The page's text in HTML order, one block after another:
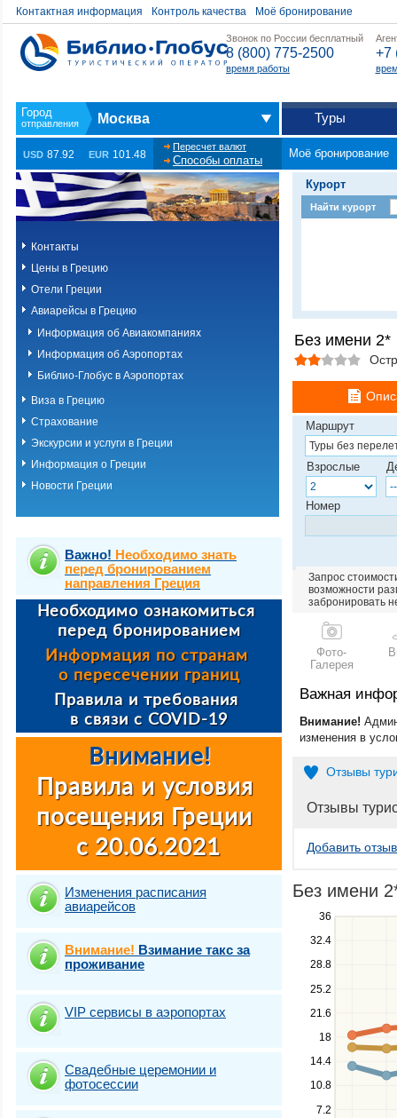
Контактная информация Контроль качества Моё бронирование
Звонок по России бесплатный
8 (800) 775-2500
время работы
+7
Москва Туры
USD 87.92 EUR 101.48
Пересчет валют
Способы оплаты
Моё бронирование
Контакты
Цены в Грецию
Отели Греции
Авиарейсы в Грецию
Информация об Авиакомпаниях
Информация об Аэропортах
Библио-Глобус в Аэропортах
Виза в Грецию
Страхование
Экскурсии и услуги в Греции
Информация о Греции
Новости Греции
Важно! Необходимо знать
перед бронированием
направления Греция
Изменения расписания
авиарейсов
Внимание! Взимание такс за
проживание
VIP сервисы в аэропортах
Свадебные церемонии и
фотосесcии
Курорт
Найти курорт
Без имени 2*
Маршрут
Взрослые
Номер
Запрос
возможности
забронировать
Фото-
Галерея
Важная
Внимание!
изменения в
Отзывы
Отзывы
Добавить отзыв
Без имени
7.2
10.8
14.4
18
21.6
25.2
28.8
32.4
36
Use
the
and
down
to
navigate
between
series.
Use
the